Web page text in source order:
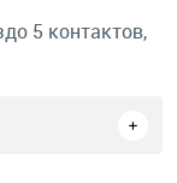
5 контактов,